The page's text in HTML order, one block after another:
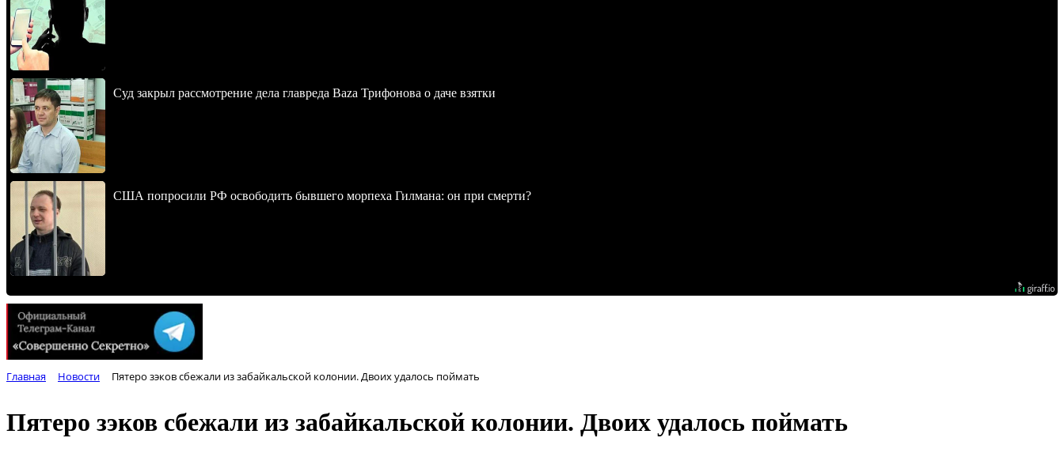
Суд закрыл рассмотрение дела главреда Baza Трифонова о даче взятки
США попросили РФ освободить бывшего морпеха Гилмана: он при смерти?
Главная Новости Пятеро зэков сбежали из забайкальской колонии. Двоих удалось поймать
Пятеро зэков сбежали из забайкальской колонии. Двоих удалось поймать